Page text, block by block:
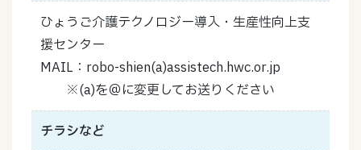
ひょうご介護テクノロジー導入・生産性向上支
援センター
MAIL：robo-shien(a)assistech.hwc.or.jp
※(a)を＠に変更してお送りください
チラシなど